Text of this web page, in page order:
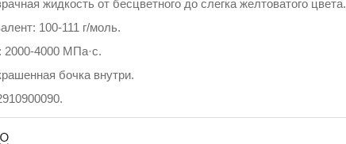
жидкость от бесцветного до слегка желтоватого цвета.
100-111 г/моль.
2000-4000 МПа·с.
бочка внутри.